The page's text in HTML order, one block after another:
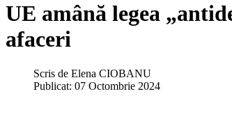
UE amână legea
afaceri
Scris de Elena CIOBANU
Publicat: 07 Octombrie 2024